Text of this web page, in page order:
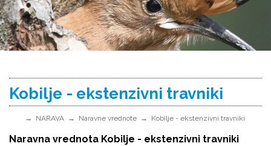
Kobilje - ekstenzivni travniki
NARAVA Naravne vrednote Kobilje - ekstenzivni travniki
Naravna vrednota Kobilje - ekstenzivni travniki